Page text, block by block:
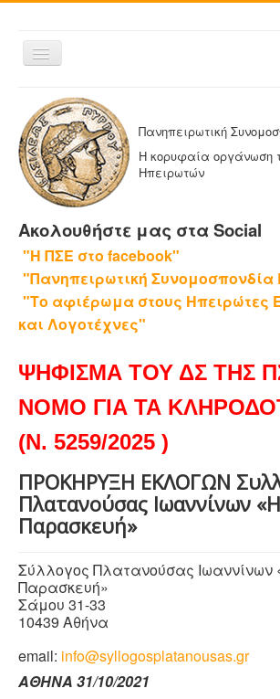
Εναλλαγή
πλοήγησης
ΑΡΧΙΚΗ
Η ΠΑΝΗΠΕΙΡΩΤΙΚΗ
ΔΕΛΤΙΑ ΤΥΠΟΥ
ΑΔΕΛΦΟΤΗΤΕΣ-ΟΜΟΣΠΟΝΔΙΕΣ
Η ΕΦΗΜΕΡΙΔΑ ΜΑΣ
ΕΦΗΜΕΡΙΔΕΣ ΑΔΕΛΦΟΤΗΤΩΝ
ΕΠΙΚΟΙΝΩΝΙΑ
Πανηπειρωτική
Η κορυφαία οργάνωση
Ηπειρωτών
Ακολουθήστε μας στα Social
"Η ΠΣΕ στο facebook"
"Πανηπειρωτική
"Το αφιέρωμα στους Ηπειρώτες
και Λογοτέχνες"
ΨΗΦΙΣΜΑ ΤΟΥ ΔΣ ΤΗΣ
ΝΟΜΟ ΓΙΑ ΤΑ
(Ν. 5259/2025 )
ΠΡΟΚΗΡΥΞΗ ΕΚΛΟΓΩΝ
Πλατανούσας Ιωαννίνων
Παρασκευή»
Σύλλογος Πλατανούσας Ιωαννίνων
Παρασκευή»
Σάμου 31-33
10439 Αθήνα
email: info@syllogosplatanousas.gr
ΑΘΗΝΑ 31/10/2021